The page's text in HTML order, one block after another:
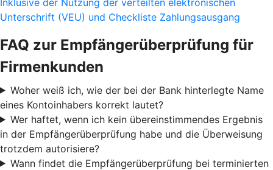
Unterschrift (VEU) und Checkliste Zahlungsausgang
FAQ zur Empfängerüberprüfung für
Firmenkunden
Woher weiß ich, wie der bei der Bank hinterlegte Name
eines Kontoinhabers korrekt lautet?
Wer haftet, wenn ich kein übereinstimmendes Ergebnis
in der Empfängerüberprüfung habe und die Überweisung
trotzdem autorisiere?
Wann findet die Empfängerüberprüfung bei terminierten